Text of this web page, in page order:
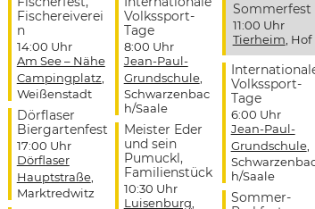
Fischereiverei
n
14:00 Uhr
Am See – Nähe
Campingplatz
Weißenstadt
Dörflaser
Biergartenfest
17:00 Uhr
Dörflaser
Hauptstraße,
Marktredwitz
Volkssport-
Tage
8:00 Uhr
Jean-Paul-
Grundschule,
Schwarzenbac
h/Saale
Meister Eder
und sein
Pumuckl,
Familienstück
10:30 Uhr
Luisenburg
Sommerfest
11:00 Uhr
Tierheim , Hof
Volkssport-
Tage
6:00 Uhr
Jean-Paul-
Grundschule,
h/Saale
Sommer-